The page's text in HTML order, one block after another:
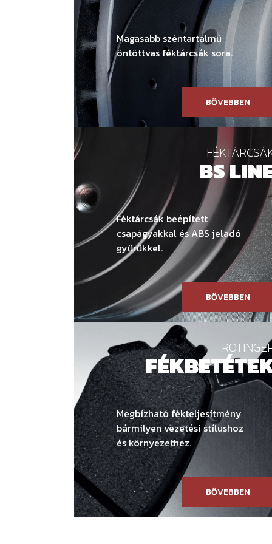
Magasabb széntartalmú
öntöttvas féktárcsák sora.
BŐVEBBEN
BS
Féktárcsák beépített
csapágyakkal és ABS jeladó
gyűrűkkel.
BŐVEBBEN
Megbízható fékteljesítmény
bármilyen vezetési stílushoz
és környezethez.
BŐVEBBEN